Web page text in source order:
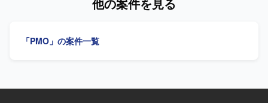
ステムの開発・改修プロジェクトにおけるPMOチーム内で
進捗管理、スケジュール表や営業提案書、クライアント向
などを行っていただきます。 【求める人物像】 事業全体を
作成をはじめとしたドキュメントワークをスピーディーか
「PMO」の案件一覧